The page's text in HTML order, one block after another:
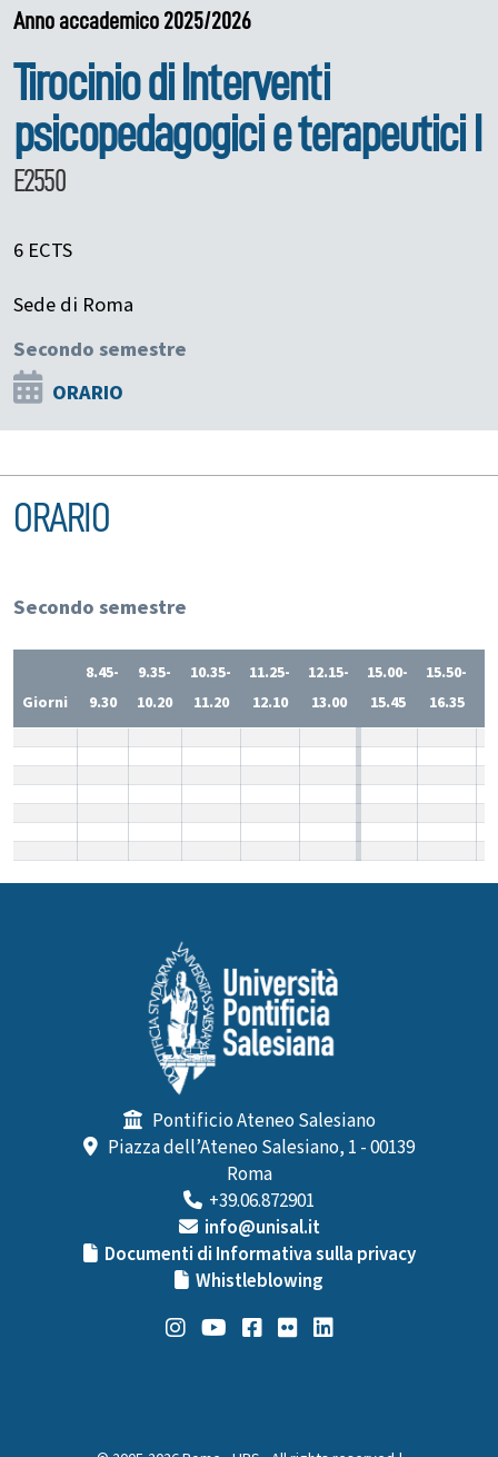
Anno accademico 2025/2026
Tirocinio di Interventi
psicopedagogici e terapeutici I
E2550
6 ECTS
Sede di Roma
Secondo semestre
ORARIO
ORARIO
Secondo semestre
Giorni
8.45-
9.30
9.35-
10.20
10.35-
11.20
11.25-
12.10
12.15-
13.00
15.00-
15.45
15.50-
16.35
Pontificio Ateneo Salesiano
Piazza dell’Ateneo Salesiano, 1 - 00139
Roma
+39.06.872901
info@unisal.it
Documenti di Informativa sulla privacy
Whistleblowing